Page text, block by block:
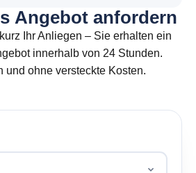
s Angebot anfordern
Ihr Anliegen – Sie erhalten ein
innerhalb von 24 Stunden.
und ohne versteckte Kosten.